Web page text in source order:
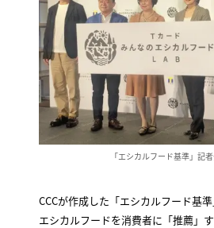
「エシカルフード基準」記
CCCが作成した「エシカルフード基準
エシカルフードを消費者に「推薦」